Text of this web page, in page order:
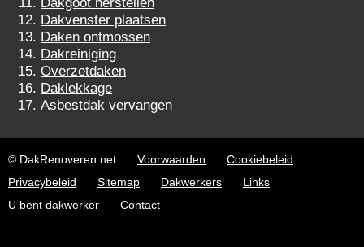
Dakvenster plaatsen
Daken ontmossen
Dakreiniging
Overzetdaken
Daklekkage
Asbestdak vervangen
© DakRenoveren.net Voorwaarden
Cookiebeleid
Privacybeleid
Sitemap Dakwerkers
Links
U bent dakwerker
Contact